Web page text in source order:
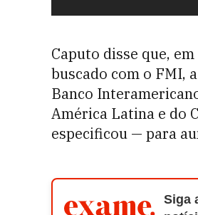
Caputo disse que,
buscado com o FMI,
Banco
América Latina e do
especificou — para
Siga